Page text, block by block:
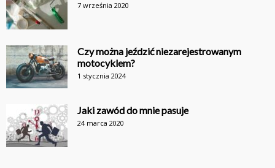
7 września 2020
Czy można jeździć niezarejestrowanym
motocyklem?
1 stycznia 2024
Jaki zawód do mnie pasuje
24 marca 2020